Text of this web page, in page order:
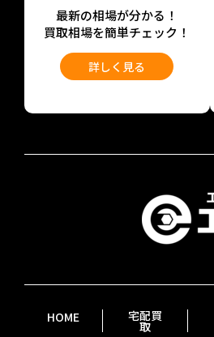
最新の相場が分かる！
買取相場を簡単チェック！
詳しく見る
HOME 宅配買
取